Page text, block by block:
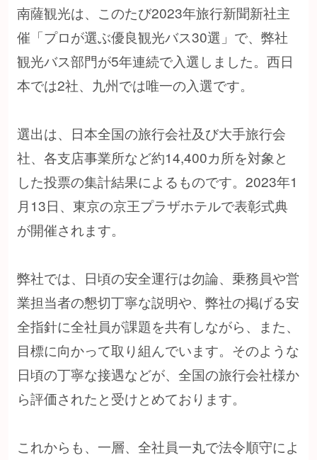
南薩観光は、このたび2023年旅行新聞新社主
催「プロが選ぶ優良観光バス30選」で、弊社
観光バス部門が5年連続で入選しました。西日
本では2社、九州では唯一の入選です。
選出は、日本全国の旅行会社及び大手旅行会
社、各支店事業所など約14,400カ所を対象と
した投票の集計結果によるものです。2023年1
月13日、東京の京王プラザホテルで表彰式典
が開催されます。
弊社では、日頃の安全運行は勿論、乗務員や営
業担当者の懇切丁寧な説明や、弊社の掲げる安
全指針に全社員が課題を共有しながら、また、
目標に向かって取り組んでいます。そのような
日頃の丁寧な接遇などが、全国の旅行会社様か
ら評価されたと受けとめております。
これからも、一層、全社員一丸で法令順守によ